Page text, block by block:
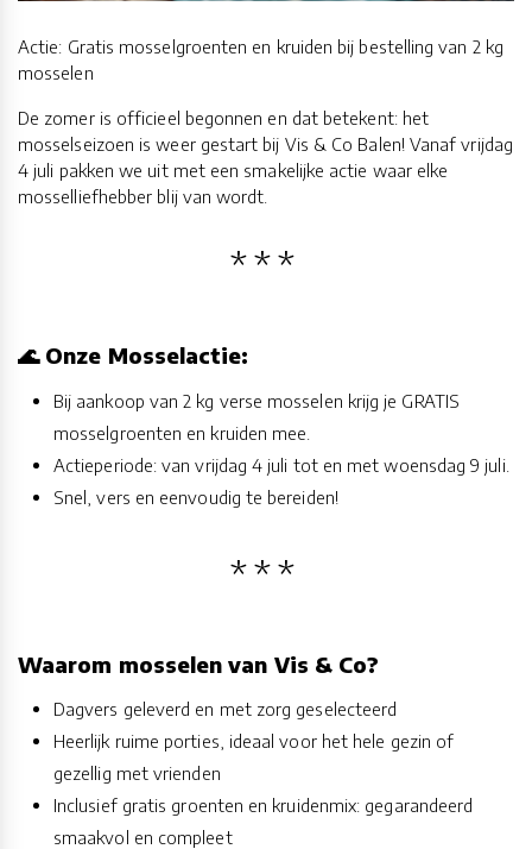
Actie: Gratis mosselgroenten en kruiden bij bestelling van 2 kg
mosselen
De zomer is officieel begonnen en dat betekent: het
mosselseizoen is weer gestart bij Vis & Co Balen! Vanaf vrijdag
4 juli pakken we uit met een smakelijke actie waar elke
mosselliefhebber blij van wordt.
🌊 Onze Mosselactie:
Bij aankoop van 2 kg verse mosselen krijg je GRATIS
mosselgroenten en kruiden mee.
Actieperiode: van vrijdag 4 juli tot en met woensdag 9 juli.
Snel, vers en eenvoudig te bereiden!
Waarom mosselen van Vis & Co?
Dagvers geleverd en met zorg geselecteerd
Heerlijk ruime porties, ideaal voor het hele gezin of
gezellig met vrienden
Inclusief gratis groenten en kruidenmix: gegarandeerd
smaakvol en compleet